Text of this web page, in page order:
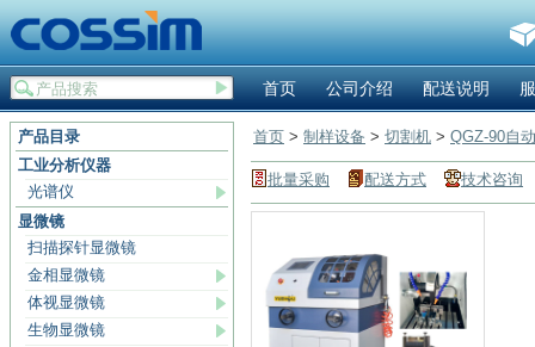
首页 公司介绍 配送说明
产品目录
工业分析仪器
光谱仪
显微镜
扫描探针显微镜
金相显微镜
体视显微镜
生物显微镜
首页 > 制样设备 > 切割机 > QGZ-90自
批量采购 配送方式 技术咨询